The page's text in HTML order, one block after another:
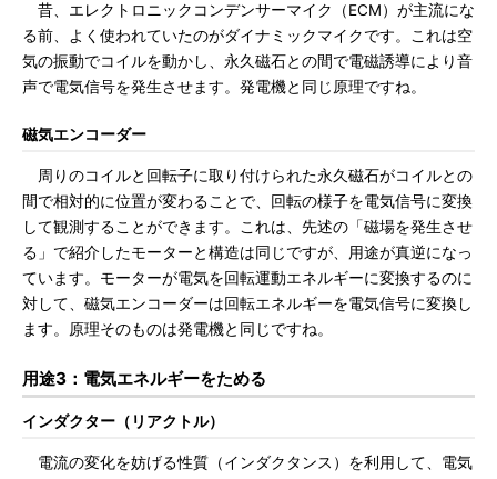
昔、エレクトロニックコンデンサーマイク（ECM）が主流にな
る前、よく使われていたのがダイナミックマイクです。これは空
気の振動でコイルを動かし、永久磁石との間で電磁誘導により音
声で電気信号を発生させます。発電機と同じ原理ですね。
磁気エンコーダー
周りのコイルと回転子に取り付けられた永久磁石がコイルとの
間で相対的に位置が変わることで、回転の様子を電気信号に変換
して観測することができます。これは、先述の「磁場を発生させ
る」で紹介したモーターと構造は同じですが、用途が真逆になっ
ています。モーターが電気を回転運動エネルギーに変換するのに
対して、磁気エンコーダーは回転エネルギーを電気信号に変換し
ます。原理そのものは発電機と同じですね。
用途3：電気エネルギーをためる
インダクター（リアクトル）
電流の変化を妨げる性質（インダクタンス）を利用して、電気